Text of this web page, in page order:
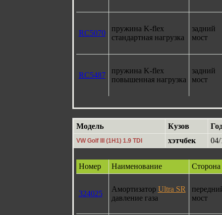
RC5070
пружина K-flex
стандартная нагрузка
задний
мост
RC5487
пружина K-flex
повышенная нагрузка
задний
мост
Модель Кузов
VW Golf III (1H1) 1.9 TDI хэтчбек 04/
Номер Наименование Сторона
324025
Амортизатор Ultra SR
давление газа
мост